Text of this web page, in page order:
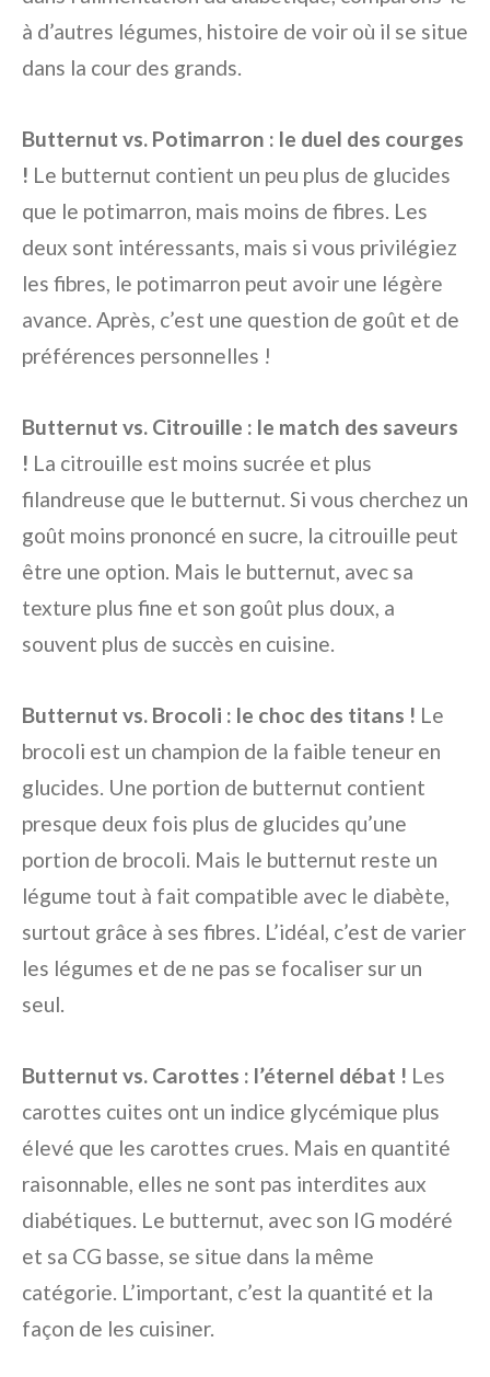
à d’autres légumes, histoire de voir où il se situe
dans la cour des grands.
Butternut vs. Potimarron : le duel des courges
! Le butternut contient un peu plus de glucides
que le potimarron, mais moins de fibres. Les
deux sont intéressants, mais si vous privilégiez
les fibres, le potimarron peut avoir une légère
avance. Après, c’est une question de goût et de
préférences personnelles !
Butternut vs. Citrouille : le match des saveurs
! La citrouille est moins sucrée et plus
filandreuse que le butternut. Si vous cherchez un
goût moins prononcé en sucre, la citrouille peut
être une option. Mais le butternut, avec sa
texture plus fine et son goût plus doux, a
souvent plus de succès en cuisine.
Butternut vs. Brocoli : le choc des titans ! Le
brocoli est un champion de la faible teneur en
glucides. Une portion de butternut contient
presque deux fois plus de glucides qu’une
portion de brocoli. Mais le butternut reste un
légume tout à fait compatible avec le diabète,
surtout grâce à ses fibres. L’idéal, c’est de varier
les légumes et de ne pas se focaliser sur un
seul.
Butternut vs. Carottes : l’éternel débat ! Les
carottes cuites ont un indice glycémique plus
élevé que les carottes crues. Mais en quantité
raisonnable, elles ne sont pas interdites aux
diabétiques. Le butternut, avec son IG modéré
et sa CG basse, se situe dans la même
catégorie. L’important, c’est la quantité et la
façon de les cuisiner.